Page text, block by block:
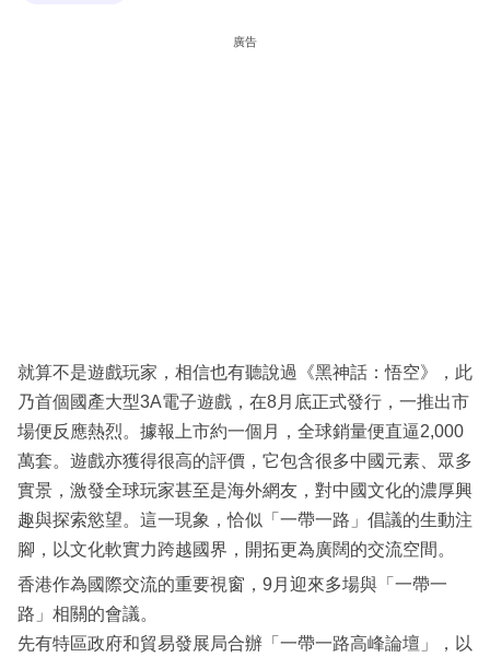
閱
專
區
廣告
就算不是遊戲玩家，相信也有聽說過《黑神話：悟空》，此
乃首個國產大型3A電子遊戲，在8月底正式發行，一推出市
場便反應熱烈。據報上市約一個月，全球銷量便直逼2,000
萬套。遊戲亦獲得很高的評價，它包含很多中國元素、眾多
實景，激發全球玩家甚至是海外網友，對中國文化的濃厚興
趣與探索慾望。這一現象，恰似「一帶一路」倡議的生動注
腳，以文化軟實力跨越國界，開拓更為廣闊的交流空間。
香港作為國際交流的重要視窗，9月迎來多場與「一帶一
路」相關的會議。
先有特區政府和貿易發展局合辦「一帶一路高峰論壇」，以